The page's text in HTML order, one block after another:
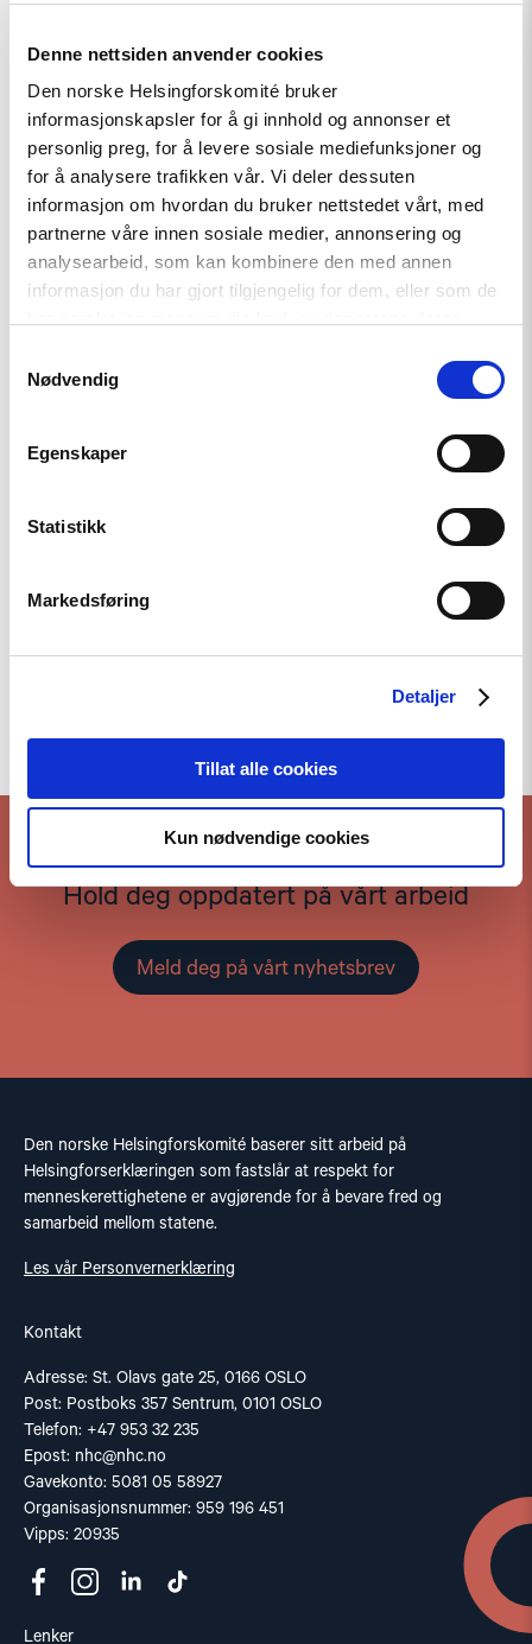
Denne nettsiden anvender cookies
Den norske Helsingforskomité bruker
informasjonskapsler for å gi innhold og annonser et
personlig preg, for å levere sosiale mediefunksjoner og
for å analysere trafikken vår. Vi deler dessuten
informasjon om hvordan du bruker nettstedet vårt, med
partnerne våre innen sosiale medier, annonsering og
analysearbeid, som kan kombinere den med annen
informasjon du har gjort tilgjengelig for dem, eller som de
Nødvendig
Egenskaper
Statistikk
Markedsføring
Detaljer
Tillat alle cookies
Kun nødvendige cookies
Før han ble en del av Helsingforskomiteen, hadde Jean-
Christophe erfaring fra internasjonal utviklingssektor. Han
Madagaskar, og deretter arbeidet han i Norec (tidligere
Fredskorpset) i Norge. Hans akademiske bakgrunn
inkluderer studier i internasjonale relasjoner ved London
School of Economics og europeisk politikk ved
Europakollegiet i Brugge, Belgia. Jean-Christophe behersker
norsk, engelsk og fransk.
Last ned høyoppløselig bilde
Hold deg oppdatert på vårt arbeid
Meld deg på vårt nyhetsbrev
Den norske Helsingforskomité baserer sitt arbeid på
Helsingforserklæringen som fastslår at respekt for
menneskerettighetene er avgjørende for å bevare fred og
samarbeid mellom statene.
Les vår Personvernerklæring
Kontakt
Adresse: St. Olavs gate 25, 0166 OSLO
Post: Postboks 357 Sentrum, 0101 OSLO
Telefon: +47 953 32 235
Epost: nhc@nhc.no
Gavekonto: 5081 05 58927
Organisasjonsnummer: 959 196 451
Vipps: 20935
Lenker